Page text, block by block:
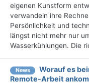
eigenen Kunstform
verwandeln ihre
Persönlichkeit und
längst nicht mehr nur
Wasserkühlungen. Die
News
Worauf es
Remote-Arbeit